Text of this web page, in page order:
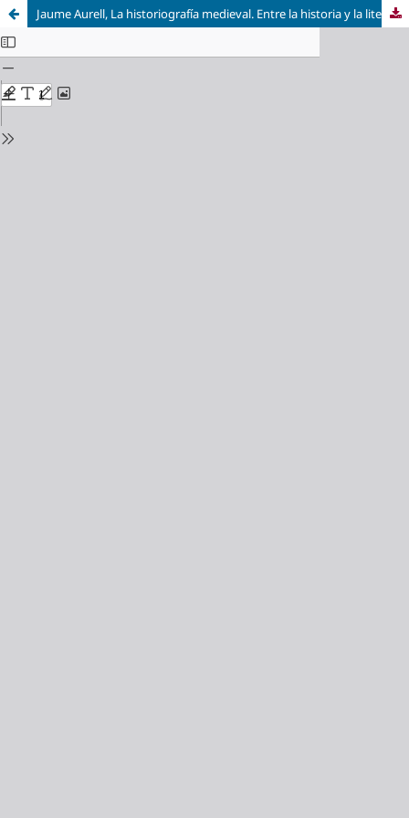
Jaume Aurell, La historiografía medieval. Entre la historia y la literatura. Valencia: Publicacions de la Universitat de València, 2016, 181 págs.